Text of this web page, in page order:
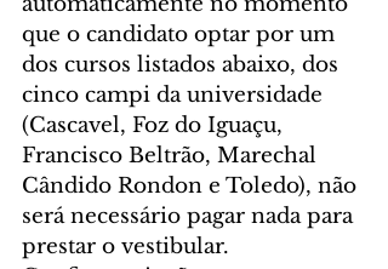
que o candidato optar por um
dos cursos listados abaixo, dos
cinco campi da universidade
(Cascavel, Foz do Iguaçu,
Francisco Beltrão, Marechal
Cândido Rondon e Toledo), não
será necessário pagar nada para
prestar o vestibular.